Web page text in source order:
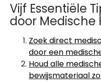
Vijf Essentiële
door Medische
Zoek direct
door een
Houd alle
bewijsmateriaal